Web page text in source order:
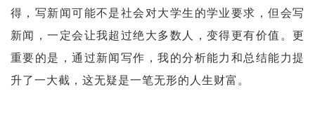
得，写新闻可能不是社会对大学生的学业要求，但会写
新闻，一定会让我超过绝大多数人，变得更有价值。更
重要的是，通过新闻写作，我的分析能力和总结能力提
升了一大截，这无疑是一笔无形的人生财富。